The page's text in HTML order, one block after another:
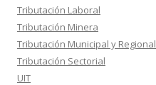
Tributación Laboral
Tributación Minera
Tributación Municipal y Regional
Tributación Sectorial
UIT